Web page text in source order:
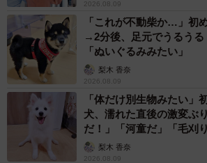
2026.08.09
「これが不動柴か…」初
→2分後、足元でうるう
「ぬいぐるみみたい」
梨木 香奈
2026.08.09
「体だけ別生物みたい」
犬、濡れた直後の激変
だ！」「河童だ」「毛刈
梨木 香奈
2026.08.09